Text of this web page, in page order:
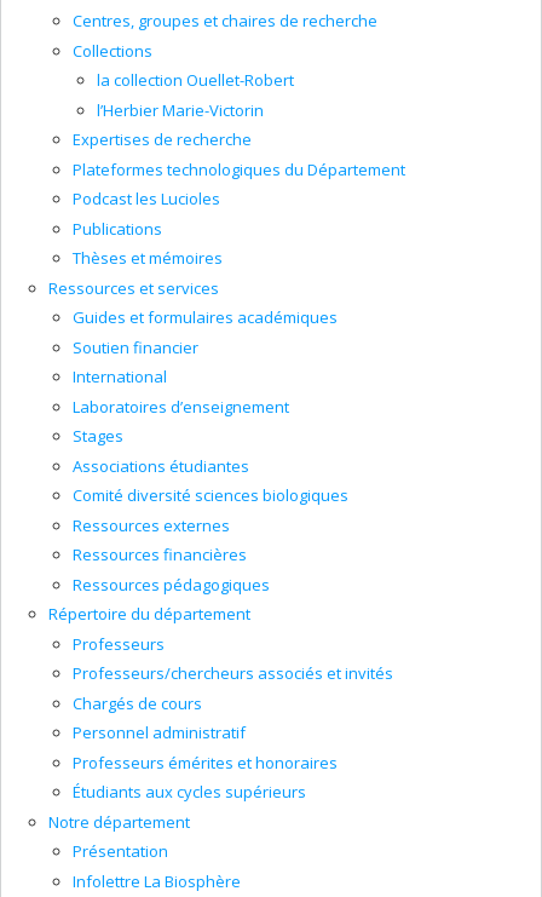
Centres, groupes et chaires de recherche
Collections
la collection Ouellet-Robert
l’Herbier Marie-Victorin
Expertises de recherche
Plateformes technologiques du Département
Podcast les Lucioles
Publications
Thèses et mémoires
Ressources et services
Guides et formulaires académiques
Soutien financier
International
Laboratoires d’enseignement
Stages
Associations étudiantes
Comité diversité sciences biologiques
Ressources externes
Ressources financières
Ressources pédagogiques
Répertoire du département
Professeurs
Professeurs/chercheurs associés et invités
Chargés de cours
Personnel administratif
Professeurs émérites et honoraires
Étudiants aux cycles supérieurs
Notre département
Présentation
Infolettre La Biosphère